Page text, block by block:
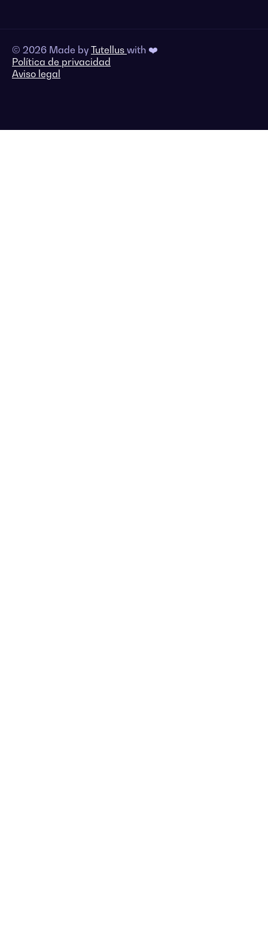
© 2026 Made by Tutellus with ❤️
Política de privacidad
Aviso legal